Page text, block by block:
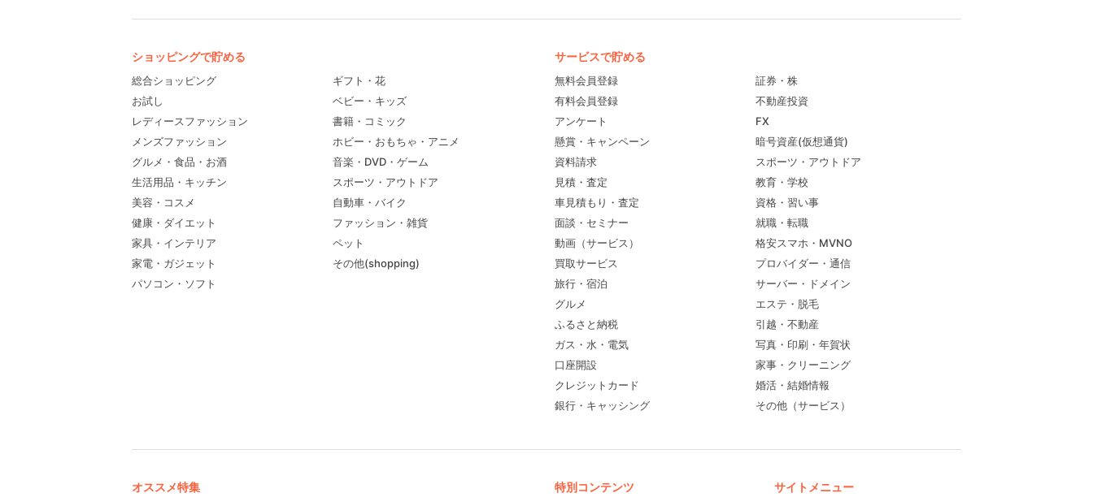
ショッピングで貯める
総合ショッピング
お試し
レディースファッション
メンズファッション
グルメ・食品・お酒
生活用品・キッチン
美容・コスメ
健康・ダイエット
家具・インテリア
家電・ガジェット
パソコン・ソフト
ギフト・花
ベビー・キッズ
書籍・コミック
ホビー・おもちゃ・アニメ
音楽・DVD・ゲーム
スポーツ・アウトドア
自動車・バイク
ファッション・雑貨
ペット
その他(shopping)
サービスで貯める
無料会員登録
有料会員登録
アンケート
懸賞・キャンペーン
資料請求
見積・査定
車見積もり・査定
面談・セミナー
動画（サービス）
買取サービス
旅行・宿泊
グルメ
ふるさと納税
ガス・水・電気
口座開設
クレジットカード
銀行・キャッシング
証券・株
不動産投資
FX
暗号資産(仮想通貨)
スポーツ・アウトドア
教育・学校
資格・習い事
就職・転職
格安スマホ・MVNO
プロバイダー・通信
サーバー・ドメイン
エステ・脱毛
引越・不動産
写真・印刷・年賀状
家事・クリーニング
婚活・結婚情報
その他（サービス）
オススメ特集 特別コンテンツ サイトメニュー